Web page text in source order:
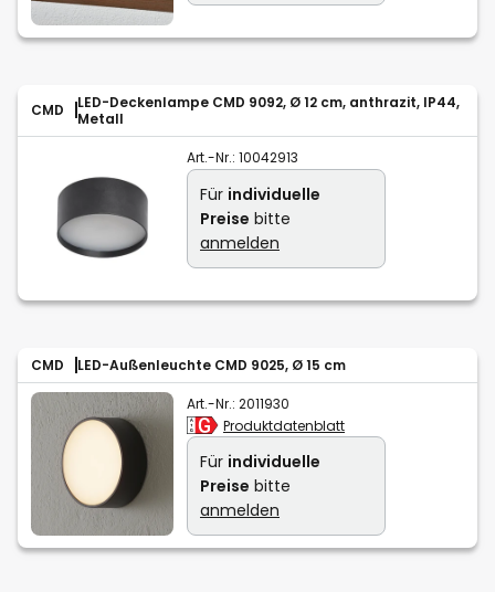
CMD
LED-Deckenlampe CMD 9092, Ø 12 cm, anthrazit, IP44,
Metall
Art.-Nr.: 10042913
Für individuelle
Preise bitte
anmelden
CMD LED-Außenleuchte CMD 9025, Ø 15 cm
Art.-Nr.: 2011930
Produktdatenblatt
Für individuelle
Preise bitte
anmelden